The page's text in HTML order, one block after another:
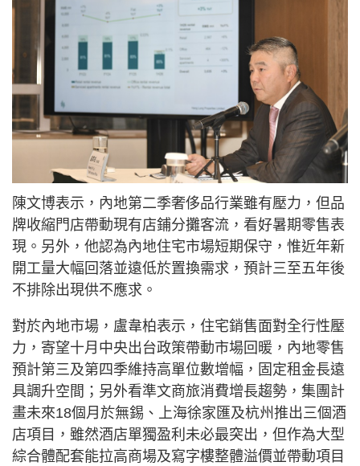
陳文博表示，內地第二季奢侈品行業雖有壓力，但品
牌收縮門店帶動現有店鋪分攤客流，看好暑期零售表
現。另外，他認為內地住宅市場短期保守，惟近年新
開工量大幅回落並遠低於置換需求，預計三至五年後
不排除出現供不應求。
對於內地市場，盧韋柏表示，住宅銷售面對全行性壓
力，寄望十月中央出台政策帶動市場回暖，內地零售
預計第三及第四季維持高單位數增幅，固定租金長遠
具調升空間；另外看準文商旅消費增長趨勢，集團計
畫未來18個月於無錫、上海徐家匯及杭州推出三個酒
店項目，雖然酒店單獨盈利未必最突出，但作為大型
綜合體配套能拉高商場及寫字樓整體溢價並帶動項目